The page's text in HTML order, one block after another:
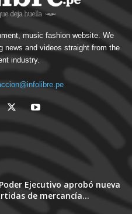
music fashion website. We
news and videos straight from the
industry.
Ejecutivo aprobó nueva
de mercancía...